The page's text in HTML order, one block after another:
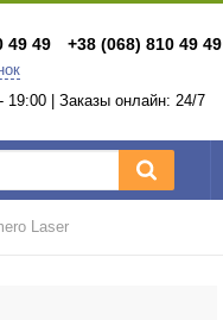
49 49 +38 (068) 810 49 49
19:00 | Заказы онлайн: 24/7
Laser